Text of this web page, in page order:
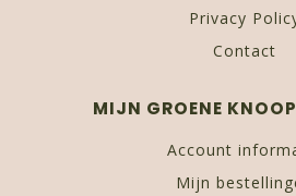
Privacy
Contact
MIJN GROENE
Account
Mijn